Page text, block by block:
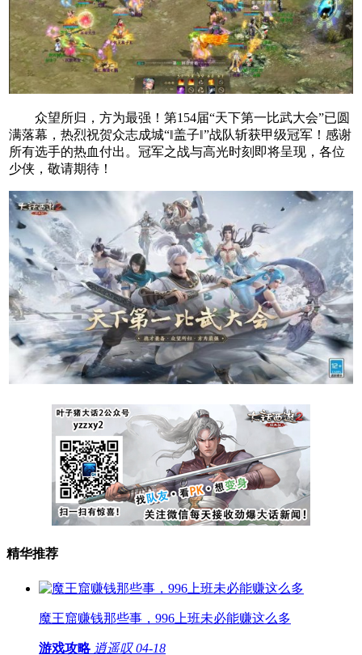
众望所归，方为最强！第154届“天下第一比武大会”已圆
满落幕，热烈祝贺众志成城“‖盖子‖”战队斩获甲级冠军！感谢
所有选手的热血付出。冠军之战与高光时刻即将呈现，各位
少侠，敬请期待！
精华推荐
魔王窟赚钱那些事，996上班未必能赚这么多
游戏攻略 逍遥叹 04-18